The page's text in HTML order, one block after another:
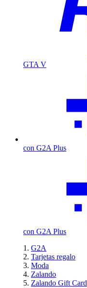
GTA V
con G2A Plus
con G2A Plus
G2A
Tarjetas regalo
Moda
Zalando
Zalando Gift Card